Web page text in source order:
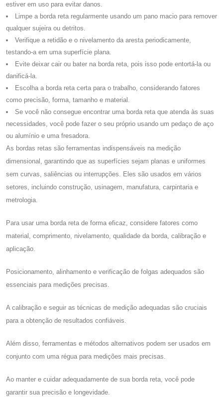
estiver em uso para evitar danos.
Limpe a borda reta regularmente usando um pano macio para remover
qualquer sujeira ou detritos.
Verifique a retidão e o nivelamento da aresta periodicamente,
testando-a em uma superfície plana.
Evite deixar cair ou bater na borda reta, pois isso pode entortá-la ou
danificá-la.
Escolha a borda reta certa para o trabalho, considerando fatores
como precisão, forma, tamanho e material.
Se você não consegue encontrar uma borda reta que atenda às suas
necessidades, você pode fazer o seu próprio usando um pedaço de aço
ou alumínio e uma fresadora.
As bordas retas são ferramentas indispensáveis ​​na medição
dimensional, garantindo que as superfícies sejam planas e uniformes
sem curvas, saliências ou interrupções. Eles são usados ​​em vários
setores, incluindo construção, usinagem, manufatura, carpintaria e
metrologia.
Para usar uma borda reta de forma eficaz, considere fatores como
material, comprimento, nivelamento, qualidade da borda, calibração e
aplicação.
Posicionamento, alinhamento e verificação de folgas adequados são
essenciais para medições precisas.
A calibração e seguir as técnicas de medição adequadas são cruciais
para a obtenção de resultados confiáveis.
Além disso, ferramentas e métodos alternativos podem ser usados ​​em
conjunto com uma régua para medições mais precisas.
Ao manter e cuidar adequadamente de sua borda reta, você pode
garantir sua precisão e longevidade.